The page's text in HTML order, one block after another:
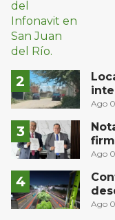
Ago
Ago
Ago